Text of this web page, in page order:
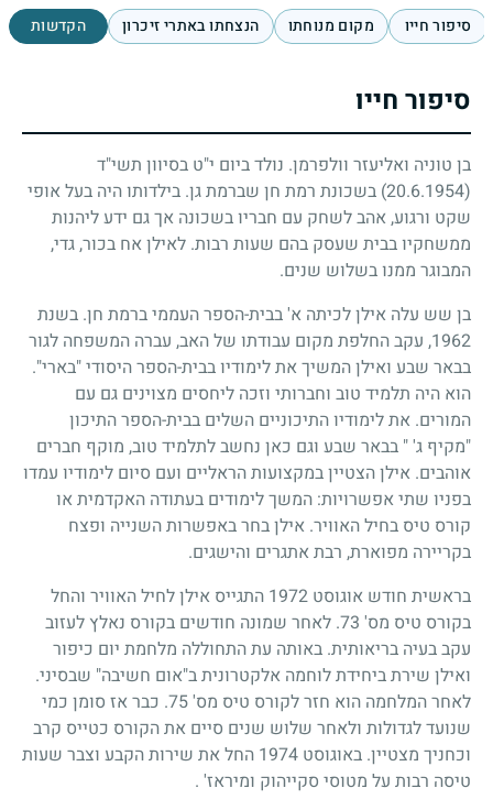
סיפור חייו מקום מנוחתו הנצחתו באתרי זיכרון הקדשות
סיפור חייו
בן טוניה ואליעזר וולפרמן. נולד ביום י"ט בסיוון תשי"ד
(20.6.1954)
בשכונת רמת חן שברמת גן. בילדותו היה בעל אופי
שקט ורגוע, אהב לשחק עם חבריו בשכונה אך גם ידע ליהנות
ממשחקיו בבית שעסק בהם שעות רבות. לאילן אח בכור, גדי,
המבוגר ממנו בשלוש שנים.
בן שש עלה אילן לכיתה א' בבית-הספר העממי ברמת חן. בשנת
1962, עקב החלפת מקום עבודתו של האב, עברה המשפחה לגור
בבאר שבע ואילן המשיך את לימודיו בבית-הספר היסודי "בארי".
הוא היה תלמיד טוב וחברותי וזכה ליחסים מצוינים גם עם
המורים. את לימודיו התיכוניים השלים בבית-הספר התיכון
"מקיף ג' " בבאר שבע וגם כאן נחשב לתלמיד טוב, מוקף חברים
אוהבים. אילן הצטיין במקצועות הראליים ועם סיום לימודיו עמדו
בפניו שתי אפשרויות: המשך לימודים בעתודה האקדמית או
קורס טיס בחיל האוויר. אילן בחר באפשרות השנייה ופצח
בקריירה מפוארת, רבת אתגרים והישגים.
בראשית חודש אוגוסט 1972 התגייס אילן לחיל האוויר והחל
בקורס טיס מס' 73. לאחר שמונה חודשים בקורס נאלץ לעזוב
עקב בעיה בריאותית. באותה עת התחוללה מלחמת יום כיפור
ואילן שירת ביחידת לוחמה אלקטרונית ב"אום חשיבה" שבסיני.
לאחר המלחמה הוא חזר לקורס טיס מס' 75. כבר אז סומן כמי
שנועד לגדולות ולאחר שלוש שנים סיים את הקורס כטייס קרב
וכחניך מצטיין. באוגוסט 1974 החל את שירות הקבע וצבר שעות
טיסה רבות על מטוסי סקייהוק ומיראז' .